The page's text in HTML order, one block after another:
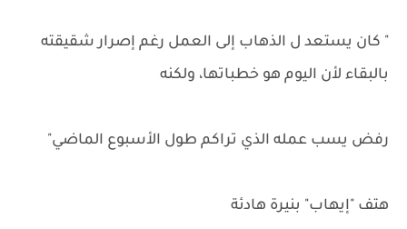
" كان يستعد ل الذهاب إلى العمل رغم إصرار شقيقته
بالبقاء لأن اليوم هو خطباتها، ولكنه
رفض يسب عمله الذي تراكم طول الأسبوع الماضي"
هتف "إيهاب" بنيرة هادئة